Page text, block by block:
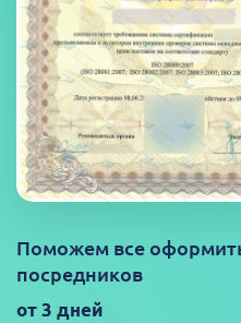
Поможем все
посредников
от 3 дней